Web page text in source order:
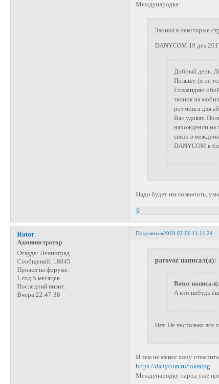
Международка:
Звонки в некоторые
DANYCOM 19 дек
Добрый день.
Польшу (и не
Голландию
звонок на
роуминга для
Вас удивят.
нахождении на
связи в
DANYCOM в
Надо будет им позвонить,
0
Поделиться2018-02-06 11:11:24
Rotor
Администратор
Откуда: Ленинград
Сообщений: 18845
Провел на форуме:
1 год 5 месяцев
Последний визит:
Вчера 22:47:38
parovoz написал(а):
Rotor
А кто нибудь
Нет. Не настолько все
И тем не менее хочу
https://danycom.ru/roaming
Международку народ уже